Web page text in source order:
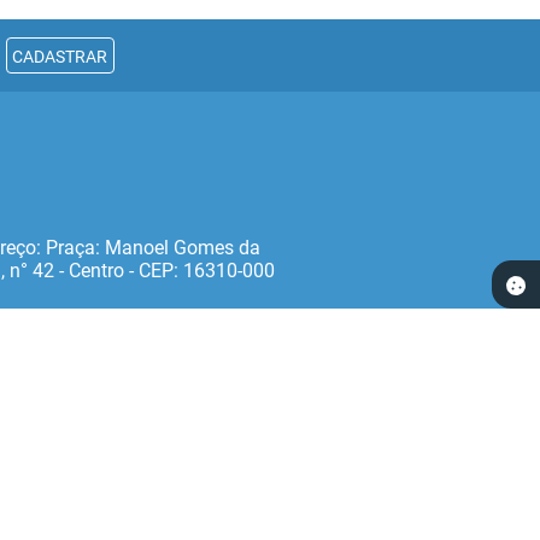
CADASTRAR
Praça: Manoel Gomes da
n° 42 - Centro - CEP: 16310‐000